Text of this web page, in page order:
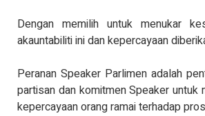
Dengan memilih untuk menukar
akauntabiliti ini dan kepercayaan
Peranan Speaker Parlimen adalah
partisan dan komitmen Speaker untuk
kepercayaan orang ramai terhadap